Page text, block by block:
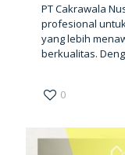
PT Cakrawala
profesional
yang lebih
berkualitas.
0